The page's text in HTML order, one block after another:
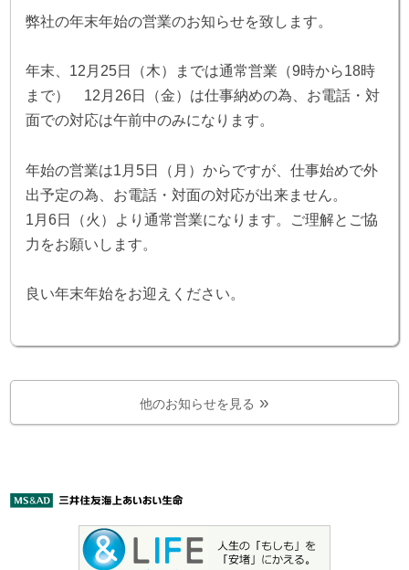
弊社の年末年始の営業のお知らせを致します。
年末、12月25日（木）までは通常営業（9時から18時
まで） 12月26日（金）は仕事納めの為、お電話・対
面での対応は午前中のみになります。
年始の営業は1月5日（月）からですが、仕事始めで外
出予定の為、お電話・対面の対応が出来ません。
1月6日（火）より通常営業になります。ご理解とご協
力をお願いします。
良い年末年始をお迎えください。
他のお知らせを見る